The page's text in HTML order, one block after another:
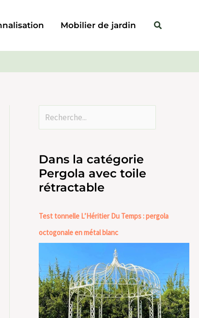
Mobilier de jardin Rechercher
Dans la catégorie
Pergola avec toile
rétractable
Test tonnelle L’Héritier Du Temps : pergola
octogonale en métal blanc